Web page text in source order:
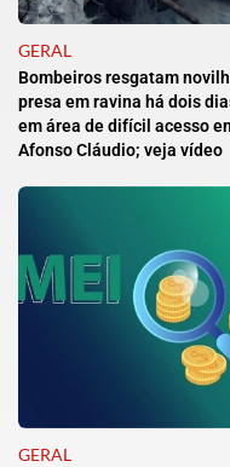
GERAL
Bombeiros resgatam
presa em ravina há dois
em área de difícil acesso
Afonso Cláudio; veja vídeo
GERAL